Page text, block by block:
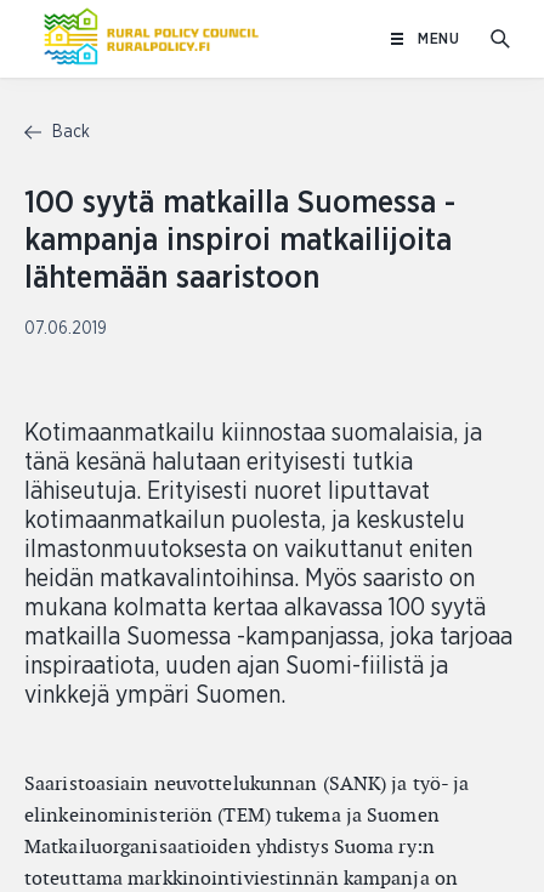
MENU
Back
100 syytä matkailla Suomessa -
kampanja inspiroi matkailijoita
lähtemään saaristoon
07.06.2019
Kotimaanmatkailu kiinnostaa suomalaisia, ja
tänä kesänä halutaan erityisesti tutkia
lähiseutuja. Erityisesti nuoret liputtavat
kotimaanmatkailun puolesta, ja keskustelu
ilmastonmuutoksesta on vaikuttanut eniten
heidän matkavalintoihinsa. Myös saaristo on
mukana kolmatta kertaa alkavassa 100 syytä
matkailla Suomessa -kampanjassa, joka tarjoaa
inspiraatiota, uuden ajan Suomi-fiilistä ja
vinkkejä ympäri Suomen.
Saaristoasiain neuvottelukunnan (SANK) ja työ- ja
elinkeinoministeriön (TEM) tukema ja Suomen
Matkailuorganisaatioiden yhdistys Suoma ry:n
toteuttama markkinointiviestinnän kampanja on